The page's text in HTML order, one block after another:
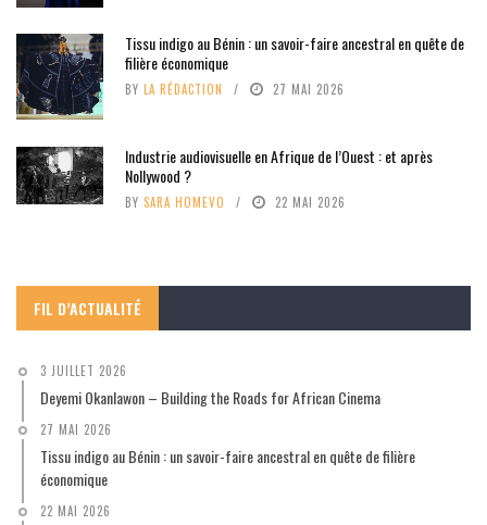
Tissu indigo au Bénin : un savoir-faire ancestral en quête de
filière économique
BY LA RÉDACTION 27 MAI 2026
Industrie audiovisuelle en Afrique de l’Ouest : et après
Nollywood ?
BY SARA HOMEVO 22 MAI 2026
FIL D’ACTUALITÉ
3 JUILLET 2026
Deyemi Okanlawon – Building the Roads for African Cinema
27 MAI 2026
Tissu indigo au Bénin : un savoir-faire ancestral en quête de filière
économique
22 MAI 2026